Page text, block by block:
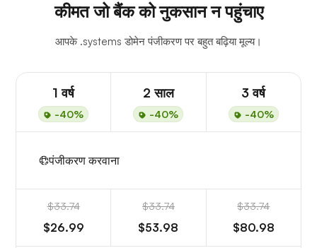
कीमत जो बैंक को नुकसान न पहुंचाए
आपके .systems डोमेन पंजीकरण पर बहुत बढ़िया मूल्य।
1 वर्ष
-40%
2 साल
-40%
3 वर्ष
-40%
पंजीकरण करवाना
$33.74
$26.99
$33.74
$53.98
$33.74
$80.98